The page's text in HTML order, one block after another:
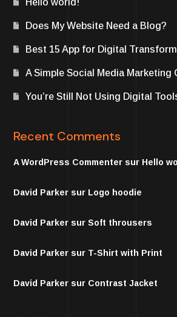
Hello world!
Does My Website Need a Blog?
Best 15 App for Digital
A Simple Social Media Marketing
You’re Still Not Using Digital
Recent Comments
A WordPress Commenter sur Hello
David Parker sur Logo hoodie
David Parker surSoft throusers
David Parker sur T-Shirt with Print
David Parker sur Contrast Jacket